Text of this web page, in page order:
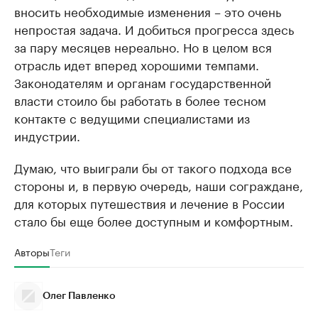
вносить необходимые изменения – это очень
непростая задача. И добиться прогресса здесь
за пару месяцев нереально. Но в целом вся
отрасль идет вперед хорошими темпами.
Законодателям и органам государственной
власти стоило бы работать в более тесном
контакте с ведущими специалистами из
индустрии.
Думаю, что выиграли бы от такого подхода все
стороны и, в первую очередь, наши сограждане,
для которых путешествия и лечение в России
стало бы еще более доступным и комфортным.
АвторыТеги
Олег Павленко